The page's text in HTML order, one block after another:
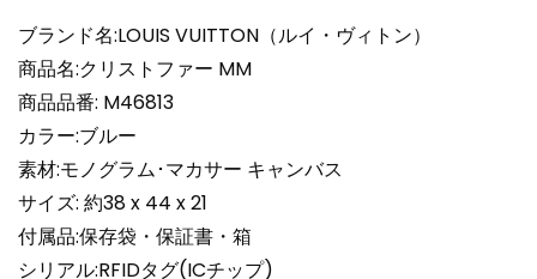
ュ
ッ
ク
ブ
ル
ー
超
N
品
ブランド名:LOUIS VUITTON（ルイ・ヴィトン）
商品名:クリストファー MM
商品品番: M46813
カラー:ブルー
素材:モノグラム･マカサー キャンバス
サイズ: 約38 x 44 x 21
付属品:保存袋・保証書・箱
シリアル:RFIDタグ(ICチップ)